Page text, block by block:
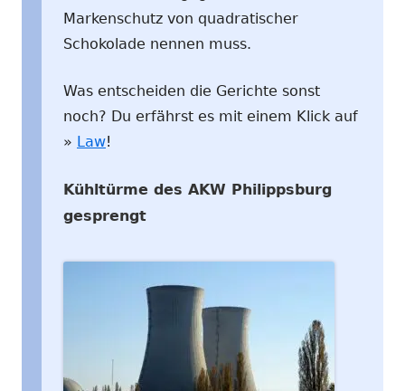
Markenschutz von quadratischer
Schokolade nennen muss.
Was entscheiden die Gerichte sonst
noch? Du erfährst es mit einem Klick auf
» Law!
Kühltürme des AKW Philippsburg
gesprengt